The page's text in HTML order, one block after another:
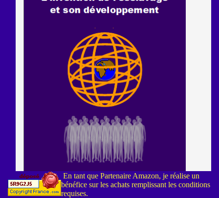
En tant que Partenaire Amazon, je réalise un
bénéfice sur les achats remplissant les conditions
requises.